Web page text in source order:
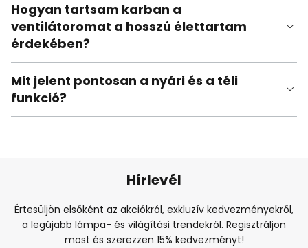
Hogyan tartsam karban a
ventilátoromat a hosszú élettartam
érdekében?
Mit jelent pontosan a nyári és a téli
funkció?
Hírlevél
Értesüljön elsőként az akciókról, exkluzív kedvezményekről,
a legújabb lámpa- és világítási trendekről. Regisztráljon
most és szerezzen 15% kedvezményt!